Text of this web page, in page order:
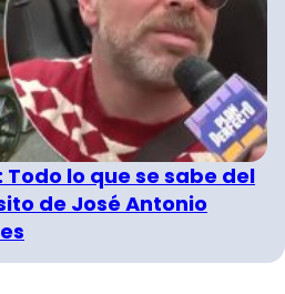
lo que se sabe del
de José Antonio